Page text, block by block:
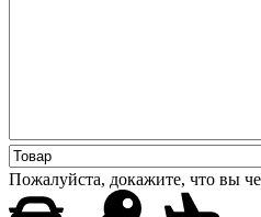
Пожалуйста, докажите, что вы